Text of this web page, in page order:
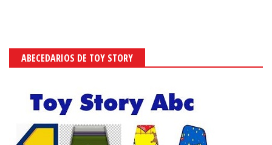
ABECEDARIOS DE TOY STORY